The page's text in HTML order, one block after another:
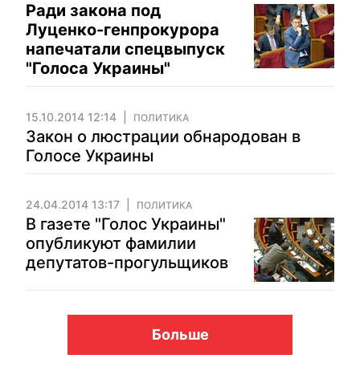
Ради закона под
Луценко-генпрокурора
напечатали спецвыпуск
"Голоса Украины"
15.10.2014 12:14 ПОЛИТИКА
Закон о люстрации обнародован в
Голосе Украины
24.04.2014 13:17 ПОЛИТИКА
В газете "Голос Украины"
опубликуют фамилии
депутатов-прогульщиков
Больше